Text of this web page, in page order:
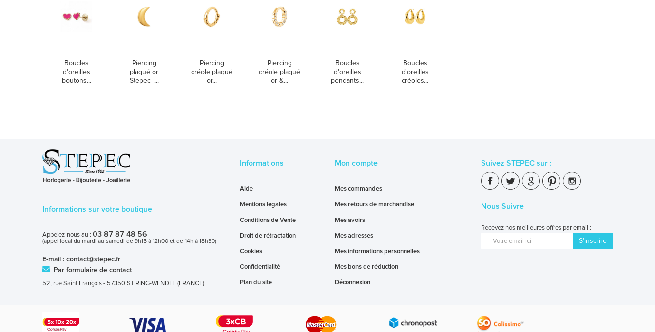
Boucles
d'oreilles
boutons...
Piercing
plaqué or
Stepec -...
Piercing
créole plaqué
or...
Piercing
créole plaqué
or &...
Boucles
d'oreilles
pendants...
Boucles
d'oreilles
créoles...
Informations sur votre boutique
Appelez-nous au : 03 87 87 48 56
(appel local du mardi au samedi de 9h15 à 12h00 et de 14h à 18h30)
E-mail : contact@stepec.fr
Par formulaire de contact
52, rue Saint François - 57350 STIRING-WENDEL (FRANCE)
Informations
Aide
Mentions légales
Conditions de Vente
Droit de rétractation
Cookies
Confidentialité
Plan du site
Mon compte
Mes commandes
Mes retours de marchandise
Mes avoirs
Mes adresses
Mes informations personnelles
Mes bons de réduction
Déconnexion
Suivez STEPEC sur :
Nous Suivre
Recevez nos meilleures offres par email :
S’inscrire